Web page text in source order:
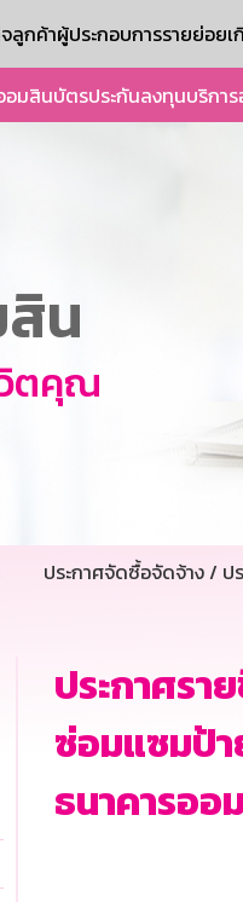
ลูกค้าผู้ประกอบการรายย่อย
อมสินบัตรประกันลงทุนบริกา
สิน
ตคุณ
ประกาศจัดซื้อจัดจ้าง / ป
ประกาศรา
ซ่อมแซมป้
ธนาคารออ